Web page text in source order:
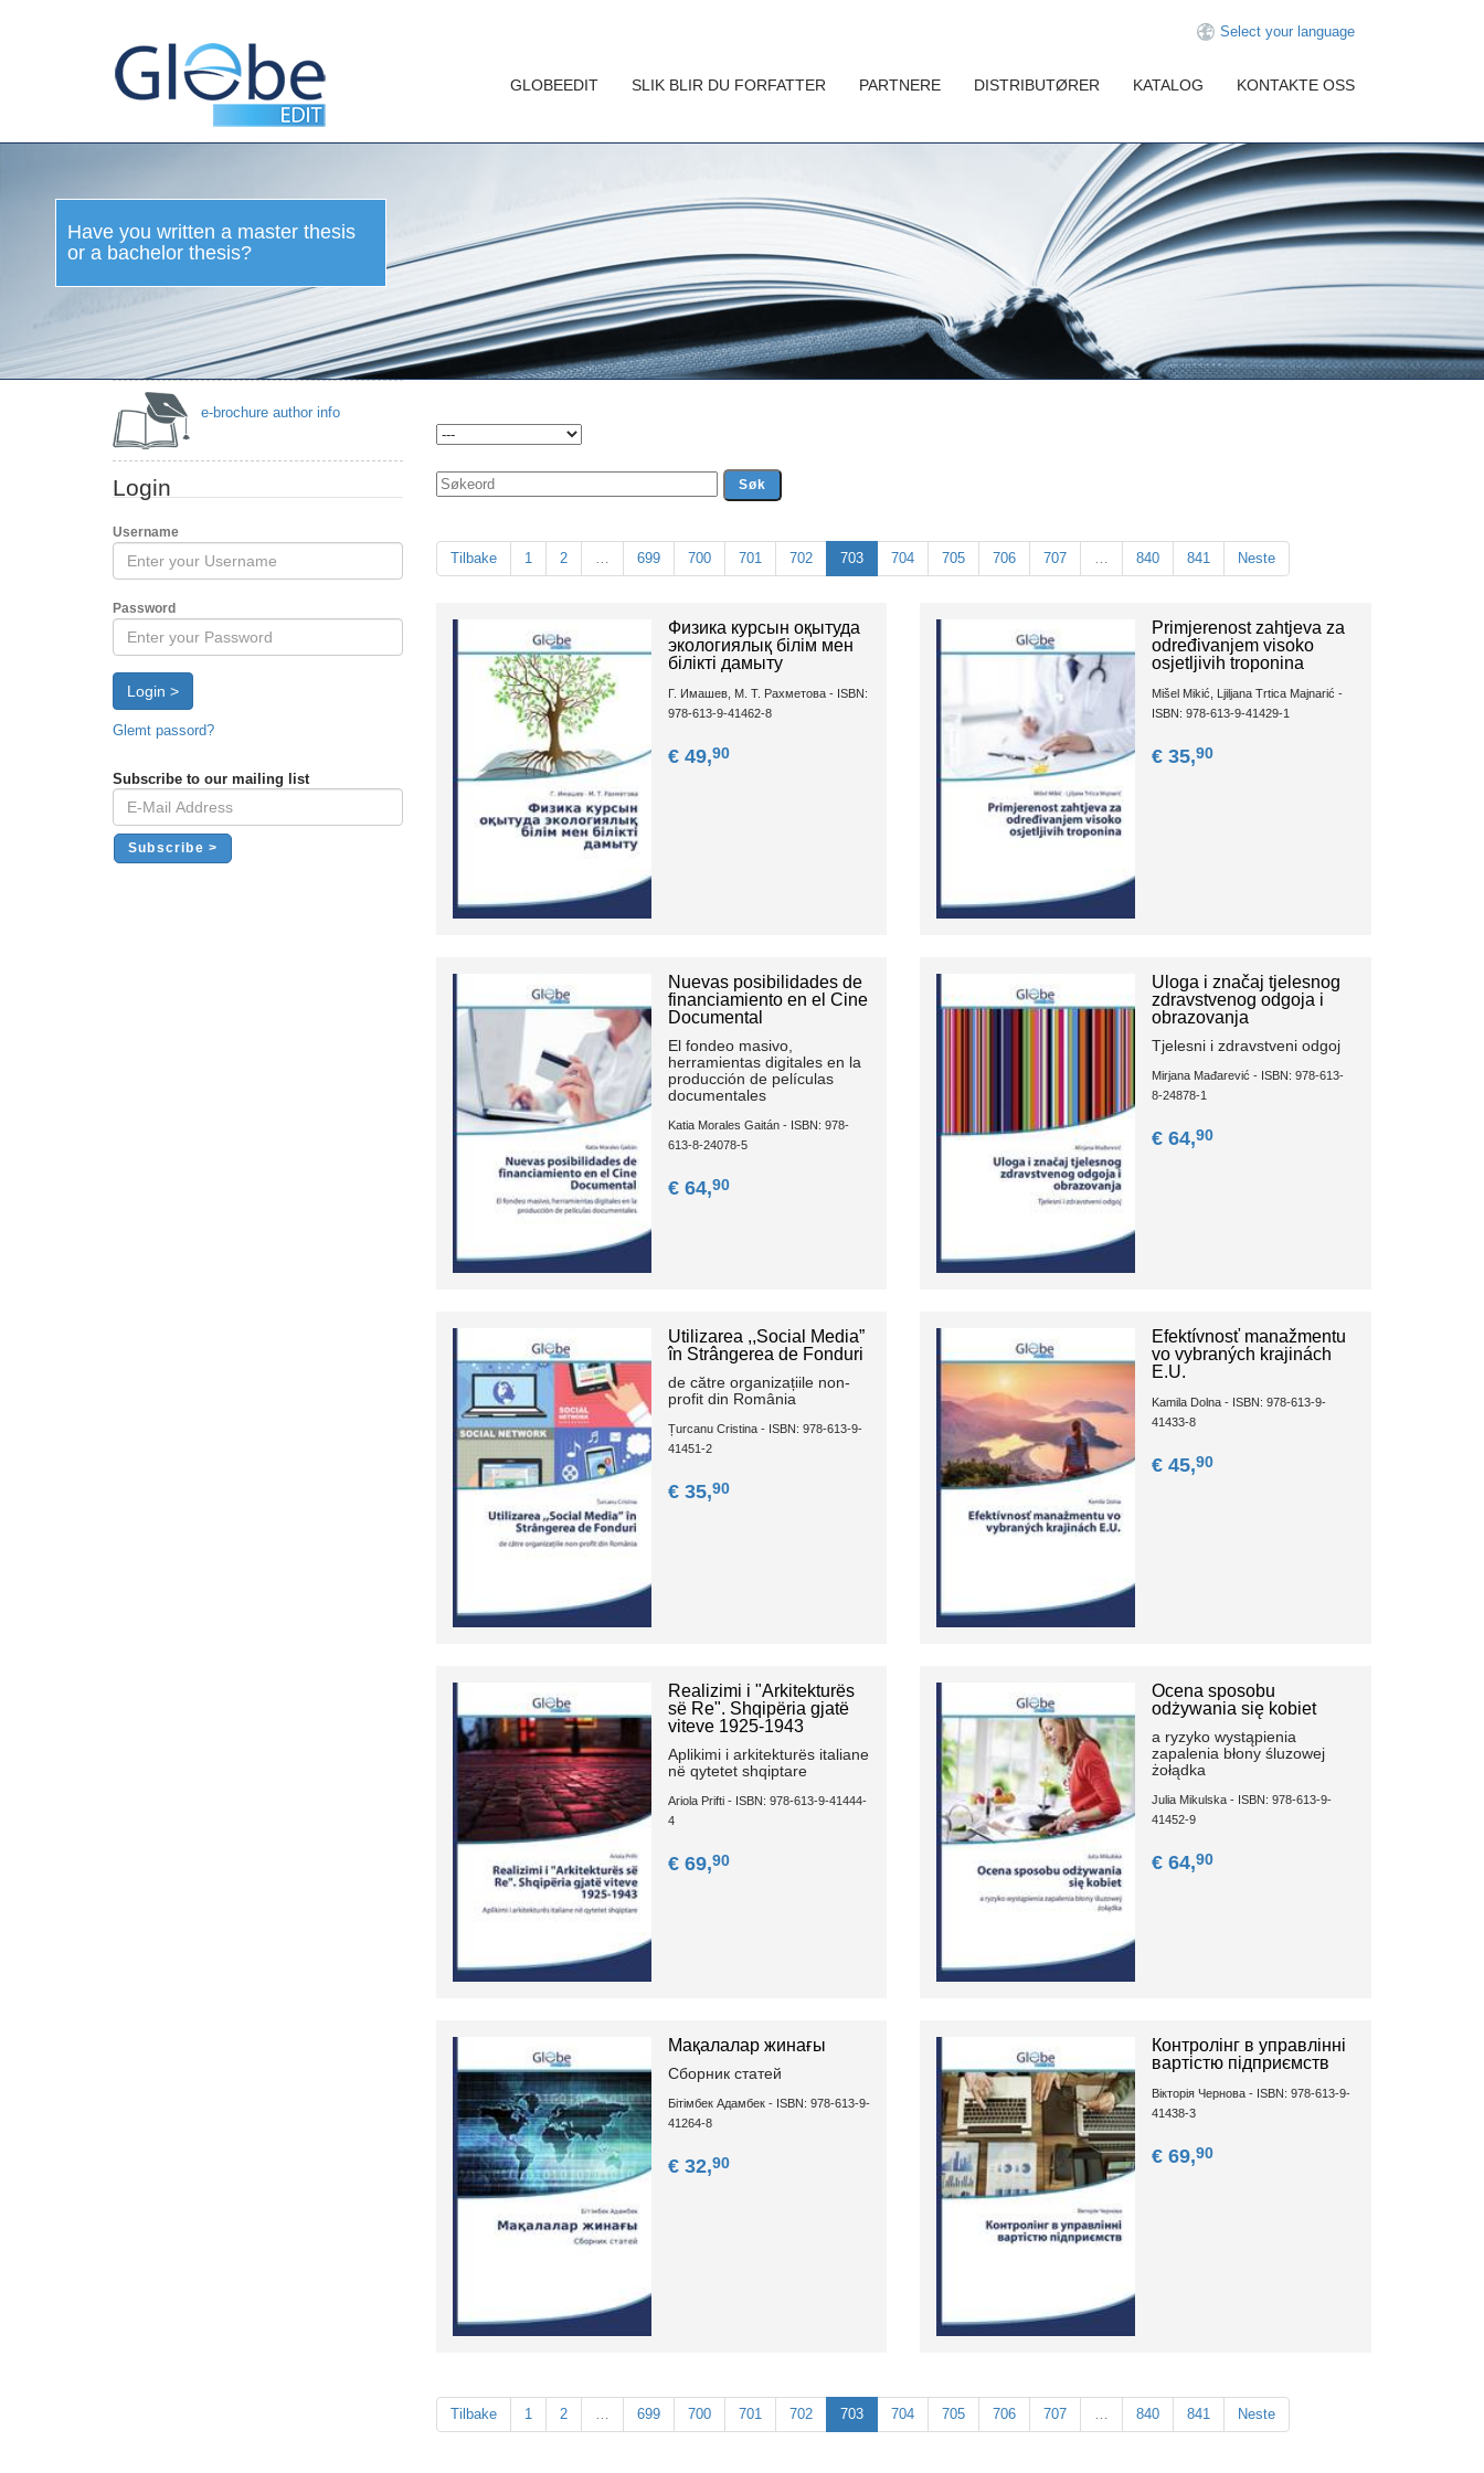
Select your language
GLOBEEDIT SLIK BLIR DU FORFATTER PARTNERE DISTRIBUTØRER KATALOG KONTAKTE OSS
written
master
thesis
thesis?
e-brochure author info
Login
Username
Password
Login >
Glemt passord?
Subscribe to our mailing list
Tilbake 1 2 … 699 700 701 702 703 704 705 706 707 … 840 841 Neste
Физика курсын оқытуда
экологиялық білім мен
білікті дамыту
Г. Имашев, М. Т. Рахметова - ISBN:
978-613-9-41462-8
€ 49,90
Primjerenost zahtjeva za
određivanjem visoko
osjetljivih troponina
Mišel Mikić, Ljiljana Trtica Majnarić -
ISBN: 978-613-9-41429-1
€ 35,90
Nuevas posibilidades de
financiamiento en el Cine
Documental
El fondeo masivo,
herramientas digitales en la
producción de películas
documentales
Katia Morales Gaitán - ISBN: 978-
613-8-24078-5
€ 64,90
Uloga i značaj tjelesnog
zdravstvenog odgoja i
obrazovanja
Tjelesni i zdravstveni odgoj
Mirjana Mađarević - ISBN: 978-613-
8-24878-1
€ 64,90
Utilizаrеа ,,Sосiаl Mеdiа”
în Strângеrеа de Fоnduri
de cătrе orgаnizаțiilе nоn-
prоfit din Rоmâniа
Țurcanu Cristina - ISBN: 978-613-9-
41451-2
€ 35,90
Efektívnosť manažmentu
vo vybraných krajinách
E.U.
Kamila Dolna - ISBN: 978-613-9-
41433-8
€ 45,90
Realizimi i "Arkitekturës
së Re". Shqipëria gjatë
viteve 1925-1943
Aplikimi i arkitekturës italiane
në qytetet shqiptare
Ariola Prifti - ISBN: 978-613-9-41444-
4
€ 69,90
Ocena sposobu
odżywania się kobiet
a ryzyko wystąpienia
zapalenia błony śluzowej
żołądka
Julia Mikulska - ISBN: 978-613-9-
41452-9
€ 64,90
Мақалалар жинағы
Сборник статей
Бітімбек Адамбек - ISBN: 978-613-9-
41264-8
€ 32,90
Контролінг в управлінні
вартістю підприємств
Вікторія Чернова - ISBN: 978-613-9-
41438-3
€ 69,90
Tilbake 1 2 … 699 700 701 702 703 704 705 706 707 … 840 841 Neste